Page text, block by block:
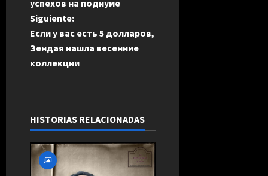
v
e
g
c
i
ó
успехов на подиуме
Siguiente:
Если у вас есть 5 долларов,
Зендая нашла весенние
коллекции
HISTORIAS RELACIONADAS